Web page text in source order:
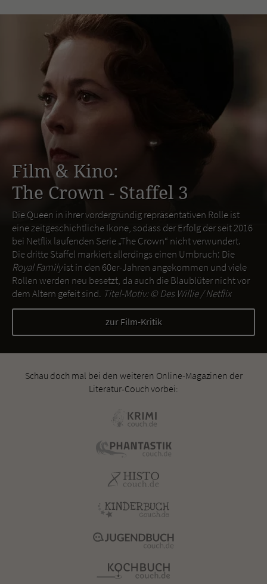
Film & Kino:
The Crown - Staffel 3
Die Queen in ihrer vordergründig repräsentativen Rolle ist
eine zeitgeschichtliche Ikone, sodass der Erfolg der seit 2016
bei Netflix laufenden Serie „The Crown“ nicht verwundert.
Die dritte Staffel markiert allerdings einen Umbruch: Die
Royal Familyist in den 60er-Jahren angekommen und viele
Rollen werden neu besetzt, da auch die Blaublüter nicht vor
dem Altern gefeit sind. Titel-Motiv: ©Des Willie / Netflix
zur Film-Kritik
Schau doch mal bei den weiteren Online-Magazinen der
Literatur-Couch vorbei: